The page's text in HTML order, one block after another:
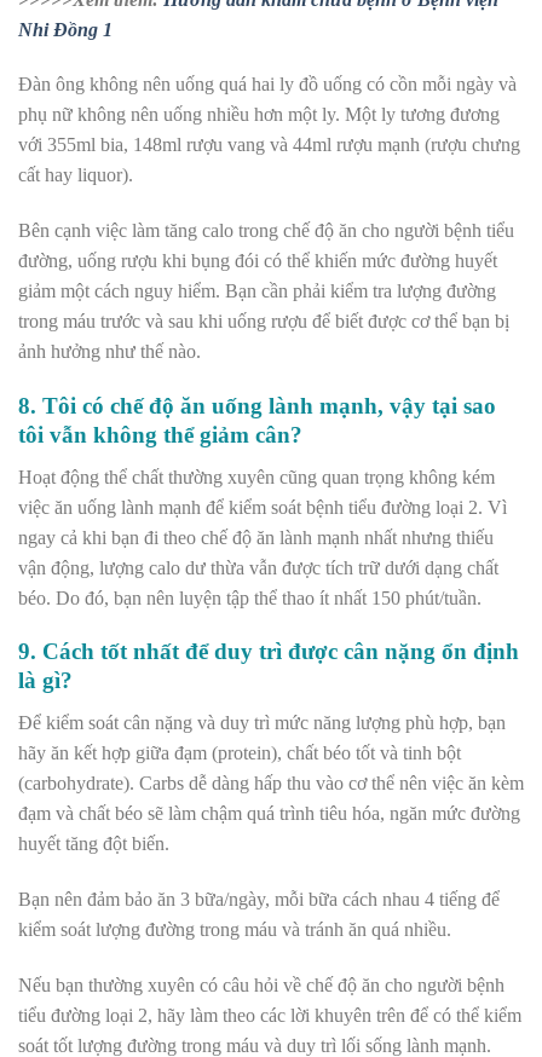
Nhi Đồng 1
Đàn ông không nên uống quá hai ly đồ uống có cồn mỗi ngày và
phụ nữ không nên uống nhiều hơn một ly. Một ly tương đương
với 355ml bia, 148ml rượu vang và 44ml rượu mạnh (rượu chưng
cất hay liquor).
Bên cạnh việc làm tăng calo trong chế độ ăn cho người bệnh tiểu
đường, uống rượu khi bụng đói có thể khiến mức đường huyết
giảm một cách nguy hiểm. Bạn cần phải kiểm tra lượng đường
trong máu trước và sau khi uống rượu để biết được cơ thể bạn bị
ảnh hưởng như thế nào.
8. Tôi có chế độ ăn uống lành mạnh, vậy tại sao
tôi vẫn không thể giảm cân?
Hoạt động thể chất thường xuyên cũng quan trọng không kém
việc ăn uống lành mạnh để kiểm soát bệnh tiểu đường loại 2. Vì
ngay cả khi bạn đi theo chế độ ăn lành mạnh nhất nhưng thiếu
vận động, lượng calo dư thừa vẫn được tích trữ dưới dạng chất
béo. Do đó, bạn nên luyện tập thể thao ít nhất 150 phút/tuần.
9. Cách tốt nhất để duy trì được cân nặng ổn định
là gì?
Để kiểm soát cân nặng và duy trì mức năng lượng phù hợp, bạn
hãy ăn kết hợp giữa đạm (protein), chất béo tốt và tinh bột
(carbohydrate). Carbs dễ dàng hấp thu vào cơ thể nên việc ăn kèm
đạm và chất béo sẽ làm chậm quá trình tiêu hóa, ngăn mức đường
huyết tăng đột biến.
Bạn nên đảm bảo ăn 3 bữa/ngày, mỗi bữa cách nhau 4 tiếng để
kiểm soát lượng đường trong máu và tránh ăn quá nhiều.
Nếu bạn thường xuyên có câu hỏi về chế độ ăn cho người bệnh
tiểu đường loại 2, hãy làm theo các lời khuyên trên để có thể kiểm
soát tốt lượng đường trong máu và duy trì lối sống lành mạnh.